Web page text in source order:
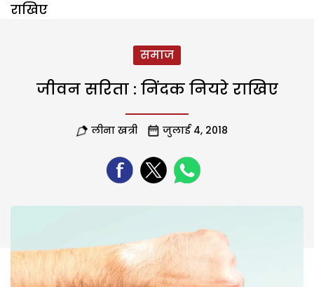
राखिए
समाज
जीवन सरिता : निंदक नियरे राखिए
लीना खत्री जुलाई 4, 2018